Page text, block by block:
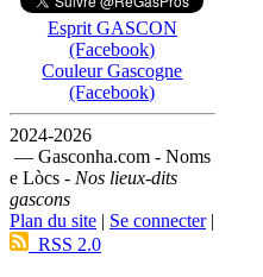
Esprit GASCON
(Facebook)
Couleur Gascogne
(Facebook)
2024-2026
— Gasconha.com - Noms
e Lòcs - Nos lieux-dits
gascons
Plan du site | Se connecter|
RSS 2.0